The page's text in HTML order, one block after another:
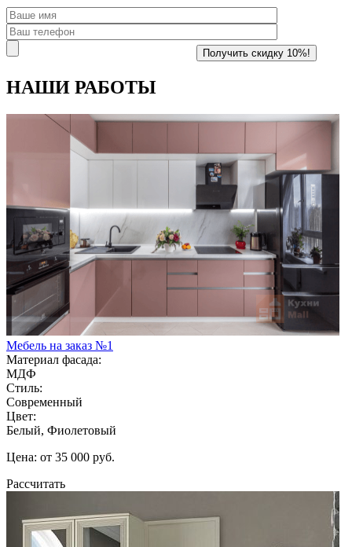
НАШИ РАБОТЫ
Мебель на заказ №1
Материал фасада:
МДФ
Стиль:
Современный
Цвет:
Белый, Фиолетовый
Цена: от 35 000 руб.
Рассчитать